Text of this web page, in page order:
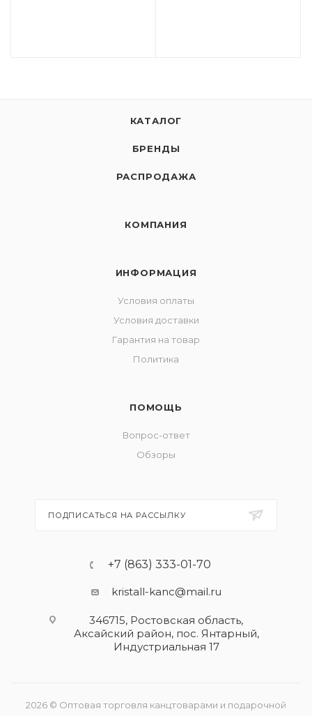
КАТАЛОГ
БРЕНДЫ
РАСПРОДАЖА
КОМПАНИЯ
ИНФОРМАЦИЯ
Условия оплаты
Условия доставки
Гарантия на товар
Политика
ПОМОЩЬ
Вопрос-ответ
Обзоры
ПОДПИСАТЬСЯ НА РАССЫЛКУ
+7 (863) 333-01-70
kristall-kanc@mail.ru
346715, Ростовская область​,
Аксайский район, пос. Янтарный,
Индустриальная 17
2026 © Оптовая торговля канцтоварами и подарочной